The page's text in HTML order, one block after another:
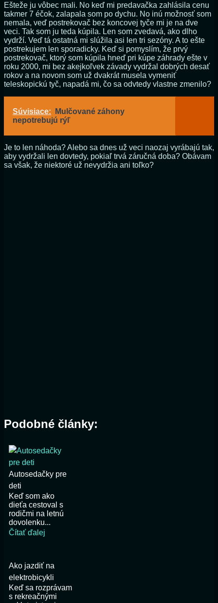
Ešteže ju vôbec mali. No keď mi predavačka zahlásila cenu
takmer 7 éčok, zalapala som po dychu. No inú možnosť som
nemala, veď postrekovač bez koncovej tyče mi je na dve
veci. Tak som ju teda kúpila. Len som zvedavá, ako dlho
vydrží. Veď tá ostatná mi slúžila asi len tri sezóny. A to ešte
postrekujem len sporadicky. Keď si pomyslím, že prvý
postrekovač, ktorý som kúpila hneď pri kúpe záhrady ešte v
roku 2000, mi bez akejkoľvek závady vydržal dobrých desať
rokov a na novom som už dvakrát musela vymeniť
teleskopickú tyč, napadá mi, čo sa odvtedy vlastne zmenilo?
Súvisiace:
Mulčované záhony
nepotrebujú rýľ
Je to len náhoda? Alebo sa dnes už veci naozaj vyrábajú tak,
aby vydržali len dovtedy, pokiaľ trvá záručná doba? Obávam
sa však, že niektoré už nevydržia ani toľko?
Podobné články:
Autosedačky pre
deti
Keď som ako
dieťa cestoval s
rodičmi na letnú
dovolenku...
Čítať ďalej
Ako jazdiť na
elektrobicykli
Keď sa rozprávam
s rekreačnými